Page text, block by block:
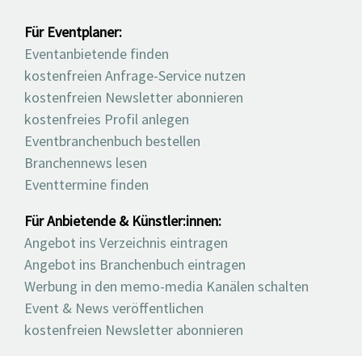
Für Eventplaner:
Eventanbietende finden
kostenfreien Anfrage-Service nutzen
kostenfreien Newsletter abonnieren
kostenfreies Profil anlegen
Eventbranchenbuch bestellen
Branchennews lesen
Eventtermine finden
Für Anbietende & Künstler:innen:
Angebot ins Verzeichnis eintragen
Angebot ins Branchenbuch eintragen
Werbung in den memo-media Kanälen schalten
Event & News veröffentlichen
kostenfreien Newsletter abonnieren